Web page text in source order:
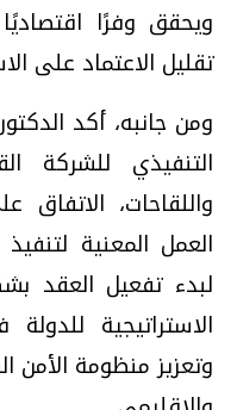
ويحقق وفرًا
تقليل الاعتماد على
ومن جانبه، أكد
التنفيذي للشركة
واللقاحات،
العمل المعنية
لبدء تفعيل العقد
الاستراتيجية
وتعزيز منظومة